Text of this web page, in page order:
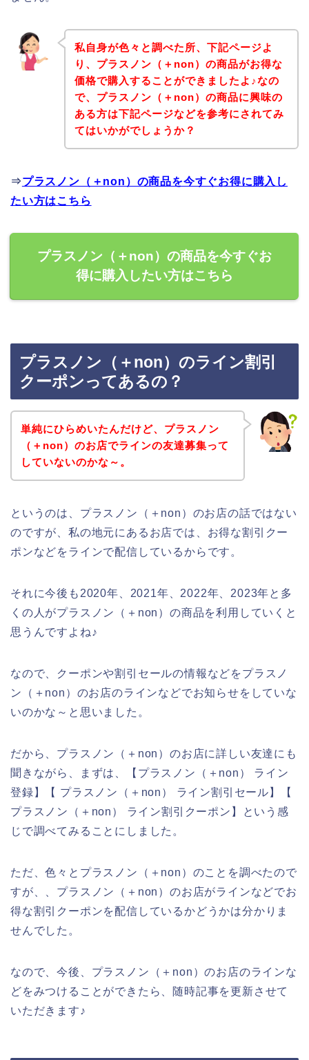
私自身が色々と調べた所、下記ページよ
り、プラスノン（＋non）の商品がお得な
価格で購入することができましたよ♪なの
で、プラスノン（＋non）の商品に興味の
ある方は下記ページなどを参考にされてみ
てはいかがでしょうか？
⇒プラスノン（＋non）の商品を今すぐお得に購入し
たい方はこちら
プラスノン（＋non）の商品を今すぐお
得に購入したい方はこちら
プラスノン（＋non）のライン割引
クーポンってあるの？
単純にひらめいたんだけど、プラスノン
（＋non）のお店でラインの友達募集って
していないのかな～。
というのは、プラスノン（＋non）のお店の話ではない
のですが、私の地元にあるお店では、お得な割引クー
ポンなどをラインで配信しているからです。
それに今後も2020年、2021年、2022年、2023年と多
くの人がプラスノン（＋non）の商品を利用していくと
思うんですよね♪
なので、クーポンや割引セールの情報などをプラスノ
ン（＋non）のお店のラインなどでお知らせをしていな
いのかな～と思いました。
だから、プラスノン（＋non）のお店に詳しい友達にも
聞きながら、まずは、【プラスノン（＋non） ライン
登録】【 プラスノン（＋non） ライン割引セール】【
プラスノン（＋non） ライン割引クーポン】という感
じで調べてみることにしました。
ただ、色々とプラスノン（＋non）のことを調べたので
すが、、プラスノン（＋non）のお店がラインなどでお
得な割引クーポンを配信しているかどうかは分かりま
せんでした。
なので、今後、プラスノン（＋non）のお店のラインな
どをみつけることができたら、随時記事を更新させて
いただきます♪